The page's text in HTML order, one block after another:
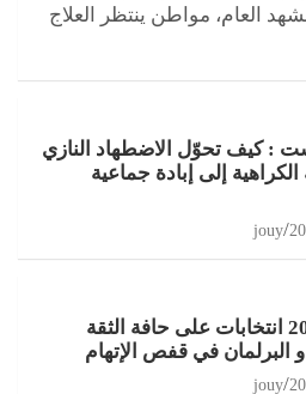
العام، مواطن ينتظر العلاج
: كيف تحوّل الاضطهاد النازي
إلى إبادة جماعية
jouy
مغرب 2026 انتخابات على حافة الثقة
البرلمان في قفص الإتهام
jouy